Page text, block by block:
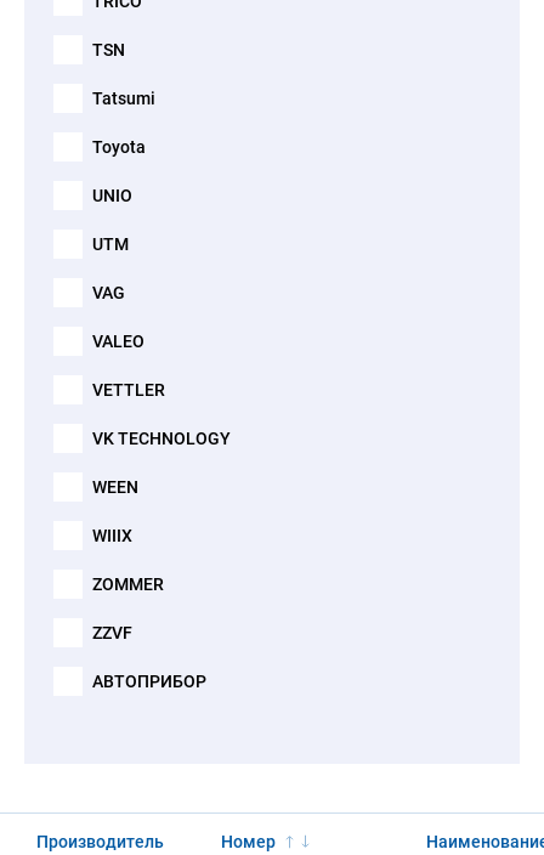
TSN
Tatsumi
Toyota
UNIO
UTM
VAG
VALEO
VETTLER
VK TECHNOLOGY
WEEN
WIIIX
ZOMMER
ZZVF
АВТОПРИБОР
Производитель Номер